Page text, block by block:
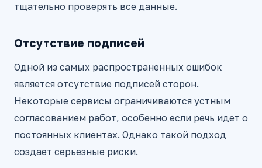
тщательно проверять все данные.
Отсутствие подписей
Одной из самых распространенных ошибок
является отсутствие подписей сторон.
Некоторые сервисы ограничиваются устным
согласованием работ, особенно если речь идет о
постоянных клиентах. Однако такой подход
создает серьезные риски.